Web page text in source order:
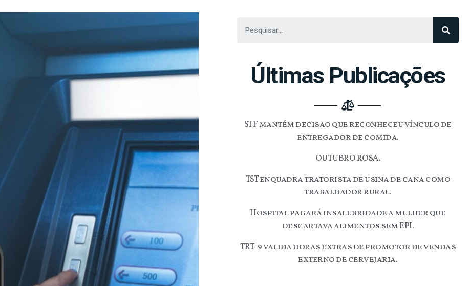
Últimas Publicações
STF mantém decisão que reconheceu vínculo de
entregador de comida.
OUTUBRO ROSA.
TST enquadra tratorista de usina de cana como
trabalhador rural.
Hospital pagará insalubridade a mulher que
descartava alimentos sem EPI.
TRT-9 valida horas extras de promotor de vendas
externo de cervejaria.